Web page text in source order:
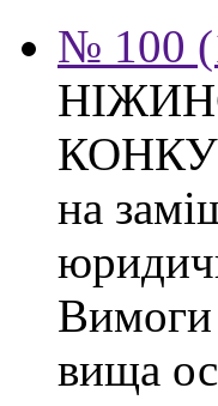
№ 100
на
Вимоги
вища